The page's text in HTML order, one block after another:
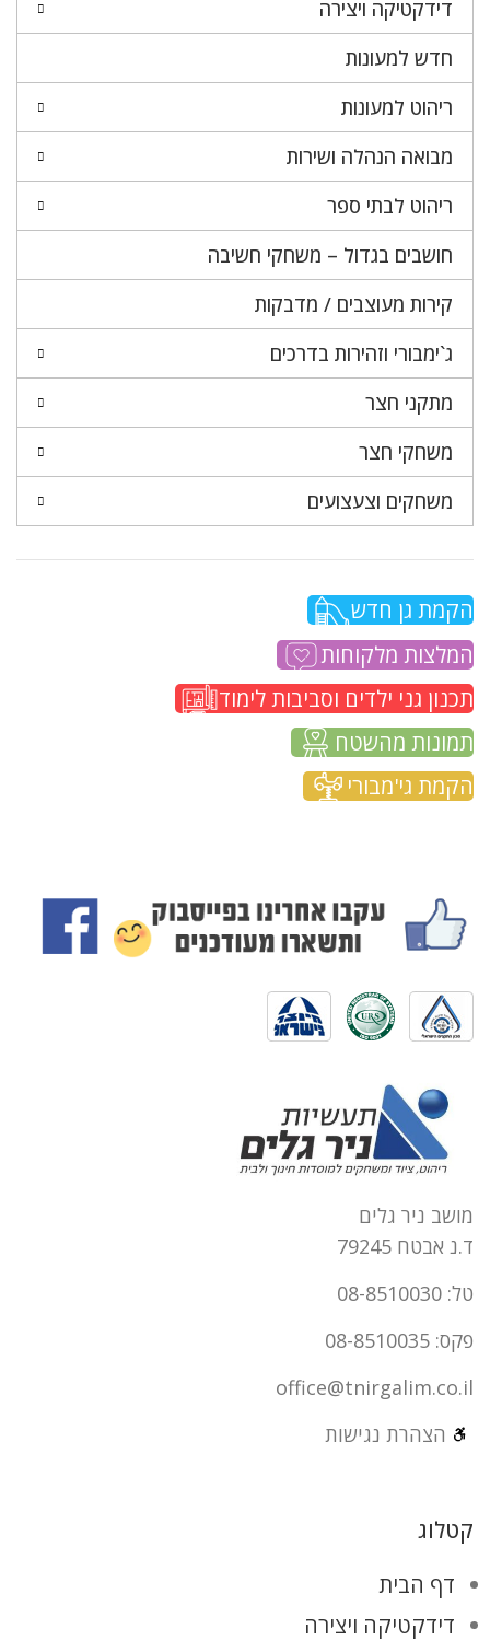
דידקטיקה ויצירה
חדש למעונות
ריהוט למעונות
מבואה הנהלה ושירות
ריהוט לבתי ספר
חושבים בגדול – משחקי חשיבה
קירות מעוצבים / מדבקות
ג`ימבורי וזהירות בדרכים
מתקני חצר
משחקי חצר
משחקים וצעצועים
הקמת גן חדש
המלצות מלקוחות
תכנון גני ילדים וסביבות לימוד
תמונות מהשטח
הקמת גי'מבורי
מושב ניר גלים
ד.נ אבטח 79245
טל: 08-8510030
פקס: 08-8510035
office@tnirgalim.co.il
הצהרת נגישות
קטלוג
דף הבית
דידקטיקה ויצירה